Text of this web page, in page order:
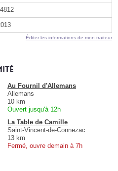
Éditer les informations de mon traiteur
Au Fournil d'Allemans
Allemans
10 km
Ouvert jusqu'à 12h
La Table de Camille
Saint-Vincent-de-Connezac
13 km
Fermé, ouvre demain à 7h